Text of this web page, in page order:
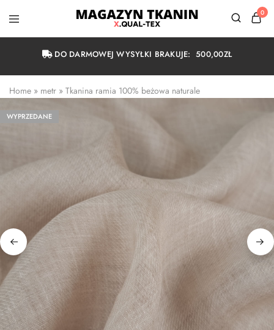
Magazyn
Warszawa
0
DO DARMOWEJ WYSYŁKI BRAKUJE:500,00ZŁ
Home » metr » Tkanina ramia 100% beżowa naturale
WYPRZEDANE